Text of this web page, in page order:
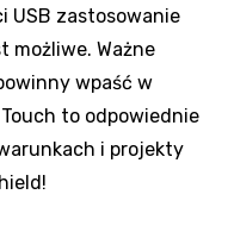
USB zastosowanie
możliwe. Ważne
wpaść w
to odpowiednie
i projekty